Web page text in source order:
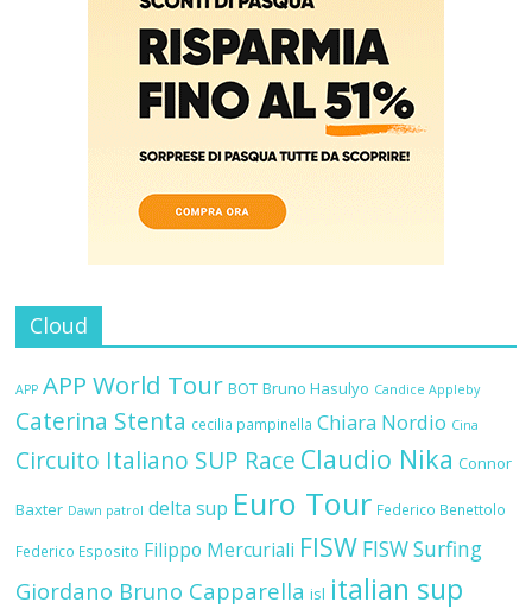
Cloud
APP APP World Tour BOT Bruno Hasulyo Candice Appleby
Caterina Stenta cecilia pampinella Chiara Nordio Cina
Circuito Italiano SUP Race Claudio Nika Connor
Baxter Dawn patrol delta sup Euro Tour Federico Benettolo
Federico Esposito Filippo Mercuriali FISW FISW Surfing
Giordano Bruno Capparella isl italian sup